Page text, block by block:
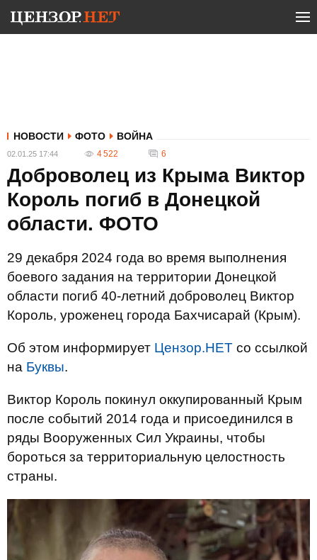
НОВОСТИ ФОТО ВОЙНА
02.01.25 17:44 4 522 6
Доброволец из Крыма Виктор
Король погиб в Донецкой
области. ФОТО
29 декабря 2024 года во время выполнения
боевого задания на территории Донецкой
области погиб 40-летний доброволец Виктор
Король, уроженец города Бахчисарай (Крым).
Об этом информирует Цензор.НЕТ со ссылкой
на Буквы.
Виктор Король покинул оккупированный Крым
после событий 2014 года и присоединился в
ряды Вооруженных Сил Украины, чтобы
бороться за территориальную целостность
страны.